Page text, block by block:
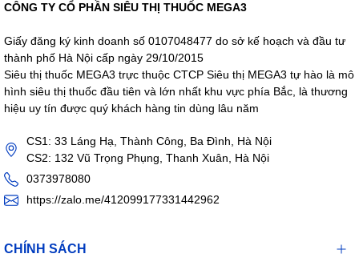
CÔNG TY CỔ PHẦN SIÊU THỊ THUỐC MEGA3
Giấy đăng ký kinh doanh số 0107048477 do sở kế hoạch và đầu tư
thành phố Hà Nội cấp ngày 29/10/2015
Siêu thị thuốc MEGA3 trực thuộc CTCP Siêu thị MEGA3 tự hào là mô
hình siêu thị thuốc đầu tiên và lớn nhất khu vực phía Bắc, là thương
hiệu uy tín được quý khách hàng tin dùng lâu năm
CS1: 33 Láng Hạ, Thành Công, Ba Đình, Hà Nội
CS2: 132 Vũ Trọng Phụng, Thanh Xuân, Hà Nội
0373978080
https://zalo.me/412099177331442962
CHÍNH SÁCH